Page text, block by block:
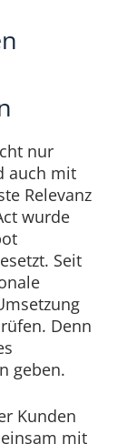
nur
auch mit
Relevanz
wurde
Seit
Denn
geben.
Kunden
mit